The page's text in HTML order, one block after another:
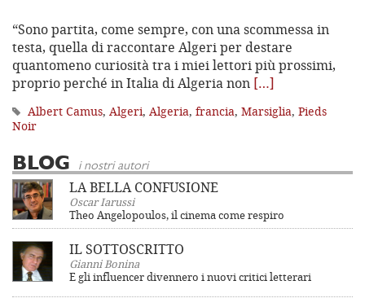
“Sono partita, come sempre, con una scommessa in
testa, quella di raccontare Algeri per destare
quantomeno curiosità tra i miei lettori più prossimi,
proprio perché in Italia di Algeria non […]
Albert Camus, Algeri, Algeria, francia, Marsiglia, Pieds
Noir
BLOG i nostri autori
LA BELLA CONFUSIONE
Oscar Iarussi
Theo Angelopoulos, il cinema come respiro
IL SOTTOSCRITTO
Gianni Bonina
E gli influencer divennero i nuovi critici letterari